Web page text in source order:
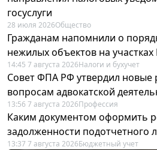
госуслуги
28 июля 2026Общество
Гражданам напомнили о
нежилых объектов на
14:45 7 августа 2026Налоги и бухучет
Совет ФПА РФ утвердил новые
вопросам адвокатской
13:56 7 августа 2026Профессия
Каким документом оформить
задолженности подотчетного
13:37 7 августа 2026Бюджетный учет